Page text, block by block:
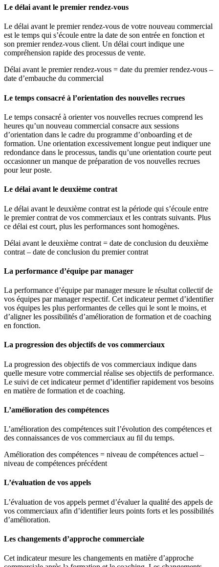
Le délai avant le premier rendez-vous
Le délai avant le premier rendez-vous de votre nouveau commercial
est le temps qui s’écoule entre la date de son entrée en fonction et
son premier rendez-vous client. Un délai court indique une
compréhension rapide des processus de vente.
Délai avant le premier rendez-vous = date du premier rendez-vous –
date d’embauche du commercial
Le temps consacré à l’orientation des nouvelles recrues
Le temps consacré à orienter vos nouvelles recrues comprend les
heures qu’un nouveau commercial consacre aux sessions
d’orientation dans le cadre du programme d’onboarding et de
formation. Une orientation excessivement longue peut indiquer une
redondance dans le processus, tandis qu’une orientation courte peut
occasionner un manque de préparation de vos nouvelles recrues
pour leur poste.
Le délai avant le deuxième contrat
Le délai avant le deuxième contrat est la période qui s’écoule entre
le premier contrat de vos commerciaux et les contrats suivants. Plus
ce délai est court, plus les performances sont homogènes.
Délai avant le deuxième contrat = date de conclusion du deuxième
contrat – date de conclusion du premier contrat
La performance d’équipe par manager
La performance d’équipe par manager mesure le résultat collectif de
vos équipes par manager respectif. Cet indicateur permet d’identifier
vos équipes les plus performantes de celles qui le sont le moins, et
d’aligner les possibilités d’amélioration de formation et de coaching
en fonction.
La progression des objectifs de vos commerciaux
La progression des objectifs de vos commerciaux indique dans
quelle mesure votre commercial réalise ses objectifs de performance.
Le suivi de cet indicateur permet d’identifier rapidement vos besoins
en matière de formation et de coaching.
L’amélioration des compétences
L’amélioration des compétences suit l’évolution des compétences et
des connaissances de vos commerciaux au fil du temps.
Amélioration des compétences = niveau de compétences actuel –
niveau de compétences précédent
L’évaluation de vos appels
L’évaluation de vos appels permet d’évaluer la qualité des appels de
vos commerciaux afin d’identifier leurs points forts et les possibilités
d’amélioration.
Les changements d’approche commerciale
Cet indicateur mesure les changements en matière d’approche